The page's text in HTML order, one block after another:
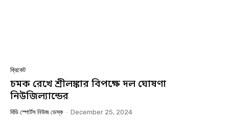
ক্রিকেট
চমক রেখে শ্রীলঙ্কার বিপক্ষে দল ঘোষণা
নিউজিল্যান্ডের
বিডি স্পোর্টস নিউজ ডেস্ক - December 25, 2024